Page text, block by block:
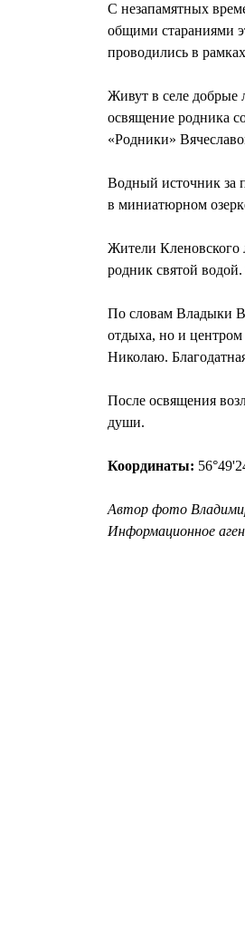
С незапамятных
общими стараниями
проводились в
Живут в селе добрые
освящение родника
«Родники»
Водный источник за
в миниатюрном
Жители
родник святой
По словам Владыки
отдыха, но и
Николаю.
После освящения
души.
Координаты:
Автор фото
Информационное